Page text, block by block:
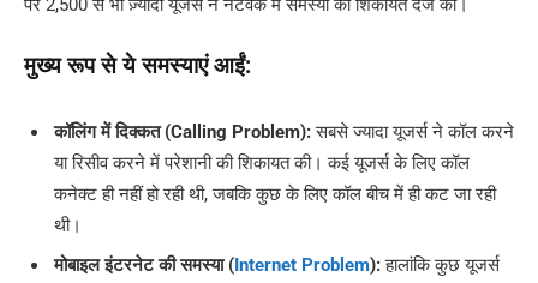
पर 2,500 से भी ज़्यादा यूजर्स ने नेटवर्क में समस्या की शिकायत दर्ज की।
मुख्य रूप से ये समस्याएं आईं:
कॉलिंग में दिक्कत (Calling Problem):सबसे ज्यादा यूजर्स ने कॉल करने
या रिसीव करने में परेशानी की शिकायत की। कई यूजर्स के लिए कॉल
कनेक्ट ही नहीं हो रही थी, जबकि कुछ के लिए कॉल बीच में ही कट जा रही
थी।
मोबाइल इंटरनेट की समस्या (Internet Problem):हालांकि कुछ यूजर्स